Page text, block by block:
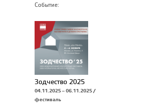
Событие:
Зодчество 2025
04.11.2025 – 06.11.2025 /
фестиваль